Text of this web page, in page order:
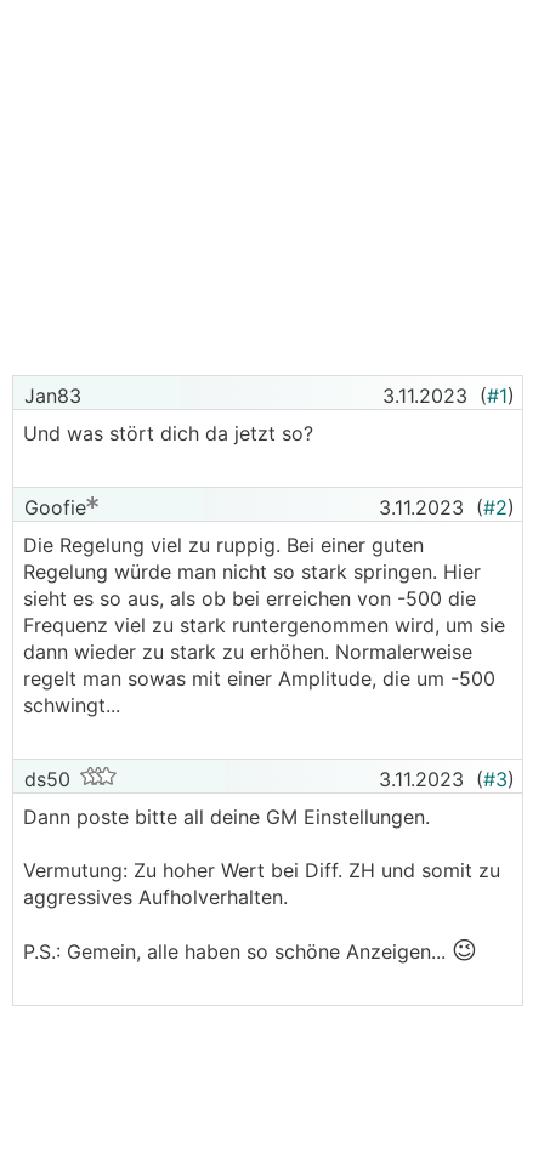
Jan83 3.11.2023 (#1)
Und was stört dich da jetzt so?
Goofie 3.11.2023 (#2)
Die Regelung viel zu ruppig. Bei einer guten
Regelung würde man nicht so stark springen. Hier
sieht es so aus, als ob bei erreichen von -500 die
Frequenz viel zu stark runtergenommen wird, um sie
dann wieder zu stark zu erhöhen. Normalerweise
regelt man sowas mit einer Amplitude, die um -500
schwingt...
ds50 3.11.2023 (#3)
Dann poste bitte all deine GM Einstellungen.
Vermutung: Zu hoher Wert bei Diff. ZH und somit zu
aggressives Aufholverhalten.
P.S.: Gemein, alle haben so schöne Anzeigen... 😉